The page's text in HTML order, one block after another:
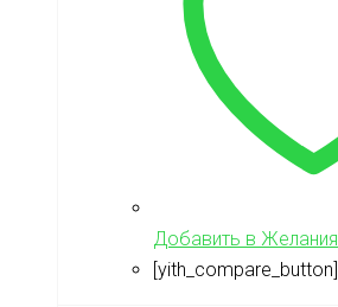
Добавить в Желания
[yith_compare_button]